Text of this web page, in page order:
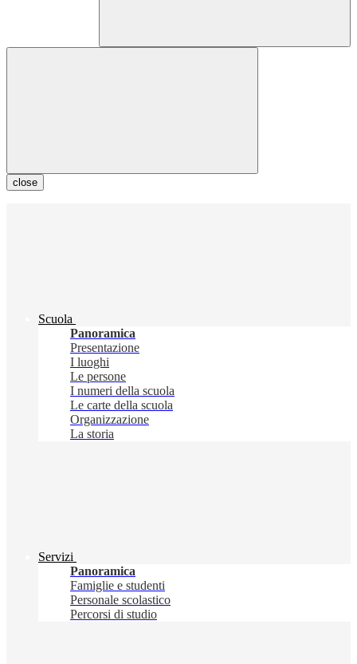
close
Scuola
Panoramica
Presentazione
I luoghi
Le persone
I numeri della scuola
Le carte della scuola
Organizzazione
La storia
Servizi
Panoramica
Famiglie e studenti
Personale scolastico
Percorsi di studio